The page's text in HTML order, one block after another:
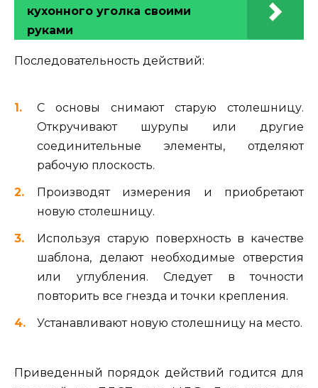
кухонного уголка своими
руками
Последовательность действий:
С основы снимают старую столешницу.
Откручивают шурупы или другие
соединительные элементы, отделяют
рабочую плоскость.
Производят измерения и приобретают
новую столешницу.
Используя старую поверхность в качестве
шаблона, делают необходимые отверстия
или углубления. Следует в точности
повторить все гнезда и точки крепления.
Устанавливают новую столешницу на место.
Приведенный порядок действий годится для